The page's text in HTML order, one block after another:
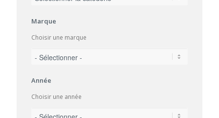
Marque
Choisir une marque
Année
Choisir une année